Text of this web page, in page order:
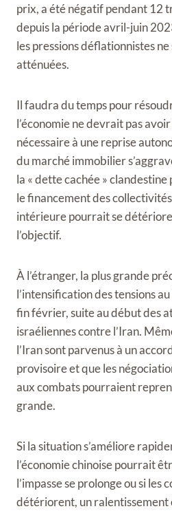
prix, a été négatif pendant 12
depuis la période avril-juin
les pressions déflationnistes ne
atténuées.
Il faudra du temps pour
l’économie ne devrait pas
nécessaire à une reprise
du marché immobilier
la « dette cachée » clandestine
le financement des
intérieure pourrait se
l’objectif.
À l’étranger, la plus grande
l’intensification des tensions
fin février, suite au début des
israéliennes contre l’Iran.
l’Iran sont parvenus à un
provisoire et que les
aux combats pourraient
grande.
Si la situation s’améliore
l’économie chinoise pourrait
l’impasse se prolonge ou si les
détériorent, un ralentissement